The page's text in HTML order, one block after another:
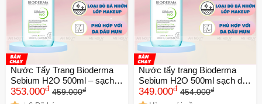
Nước Tẩy Trang Bioderma
Sebium H2O 500ml – sạch
sâu da dầu
353.000đ 459.000đ
Nước tẩy trang Bioderma
Sebium H2O 500ml sạch dịu
nhẹ
349.000đ 454.000đ
Số lần áp dụng:1lần
Áp dụng cho đơn hàng từ:
Chỉ áp dụng cho gian hàng:
Ngày hết hạn:
LẤY MÃ NGAY